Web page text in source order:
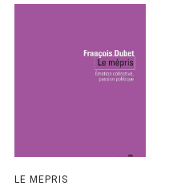
LE MEPRIS